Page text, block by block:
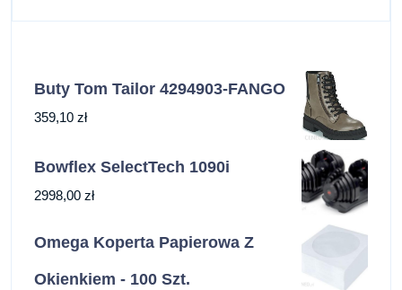
Buty Tom Tailor 4294903-FANGO
359,10 zł
Bowflex SelectTech 1090i
2998,00 zł
Omega Koperta Papierowa Z
Okienkiem - 100 Szt.